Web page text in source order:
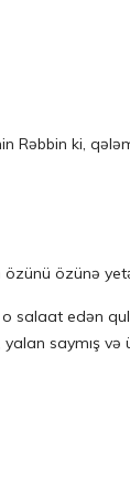
Rəbbin ki,
özünü özünə
edən
saymış